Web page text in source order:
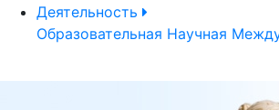
Деятельность
Образовательная Научная